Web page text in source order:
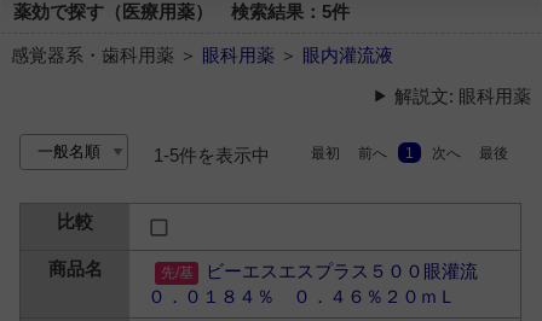
薬効で探す（医療用薬） 検索結果：5件
感覚器系・歯科用薬 ＞ 眼科用薬 ＞ 眼内灌流液
解説文: 眼科用薬
1-5件を表示中 最初 前へ 1 次へ 最後
ビーエスエスプラス５００眼灌流
０．０１８４％ ０．４６％２０ｍＬ